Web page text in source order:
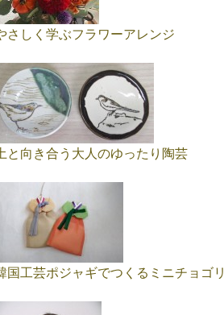
さしく学ぶフラワーアレンジ
と向き合う大人のゆったり陶芸
国工芸ポジャギでつくるミニチョゴリ